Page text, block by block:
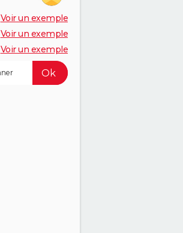
Voir un exemple
Voir un exemple
Voir un exemple